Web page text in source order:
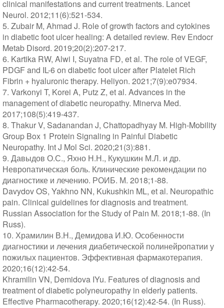
clinical manifestations and current treatments. Lancet
Neurol. 2012;11(6):521-534.
5. Zubair M, Ahmad J. Role of growth factors and cytokines
in diabetic foot ulcer healing: A detailed review. Rev Endocr
Metab Disord. 2019;20(2):207-217.
6. Kartika RW, Alwi I, Suyatna FD, et al. The role of VEGF,
PDGF and IL-6 on diabetic foot ulcer after Platelet Rich
Fibrin + hyaluronic therapy. Heliyon. 2021;7(9):e07934.
7. Varkonyi T, Korei A, Putz Z, et al. Advances in the
management of diabetic neuropathy. Minerva Med.
2017;108(5):419-437.
8. Thakur V, Sadanandan J, Chattopadhyay M. High-Mobility
Group Box 1 Protein Signaling in Painful Diabetic
Neuropathy. Int J Mol Sci. 2020;21(3):881.
9. Давыдов О.С., Яхно Н.Н., Кукушкин М.Л. и др.
Невропатическая боль. Клинические рекомендации по
диагностике и лечению. РОИБ. М. 2018;1-88.
Davydov OS, Yakhno NN, Kukushkin ML, et al. Neuropathic
pain. Clinical guidelines for diagnosis and treatment.
Russian Association for the Study of Pain M. 2018;1-88. (In
Russ).
10. Храмилин В.Н., Демидова И.Ю. Особенности
диагностики и лечения диабетической полинейропатии у
пожилых пациентов. Эффективная фармакотерапия.
2020;16(12):42-54.
Khramilin VN, Demidova IYu. Features of diagnosis and
treatment of diabetic polyneuropathy in elderly patients.
Effective Pharmacotherapy. 2020;16(12):42-54. (In Russ).